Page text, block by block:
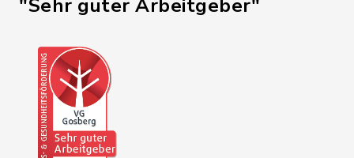
"Sehr guter Arbeitgeber"